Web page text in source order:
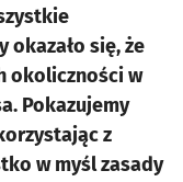
okazało się, że
okoliczności w
Pokazujemy
z
w myśl zasady